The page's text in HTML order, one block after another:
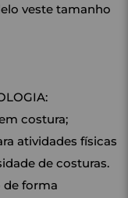
veste tamanho
costura;
atividades físicas
de costuras.
de forma